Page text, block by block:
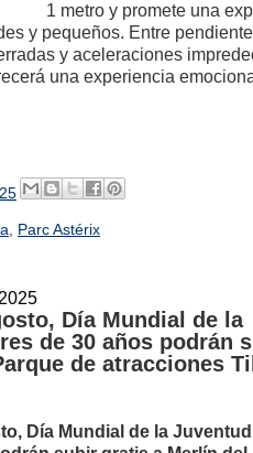
1 metro y promete una
y pequeños. Entre
y aceleraciones
una experiencia
Parc Astérix
Día Mundial de la
de 30 años podrán
de atracciones
Día Mundial de la